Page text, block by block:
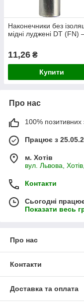
Наконечники без
мідні луджені DT (FN)
11,26 ₴
Купити
Про нас
100% позитивних
Працює з
м. Хотів
вул. Львова,
Контакти
Сьогодні
Показати весь
Про нас
Контакти
Доставка та оплата